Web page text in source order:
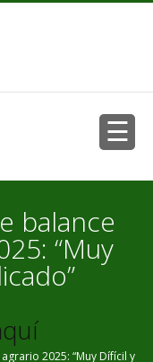
balance
“Muy
2025: “Muy Dífícil y